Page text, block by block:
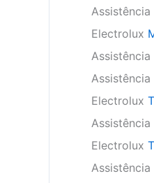
Assistência
Electrolux
Assistência
Electrolux
Assistência
Electrolux